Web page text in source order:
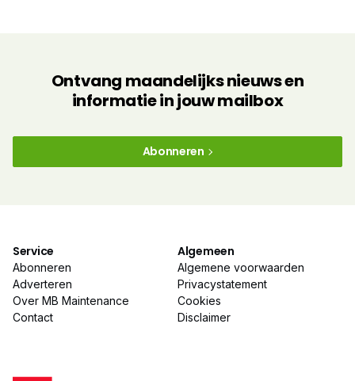
Ontvang maandelijks nieuws en
informatie in jouw mailbox
Abonneren
Service
Abonneren
Adverteren
Over MB Maintenance
Contact
Algemeen
Algemene voorwaarden
Privacystatement
Cookies
Disclaimer